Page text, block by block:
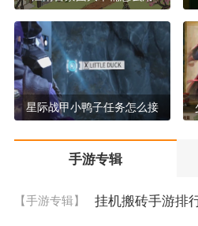
星际战甲小鸭子任务怎么接
手游专辑
【手游专辑】 挂机搬砖手游排